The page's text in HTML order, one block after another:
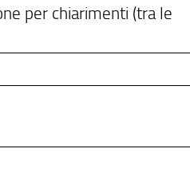
per chiarimenti (tra le